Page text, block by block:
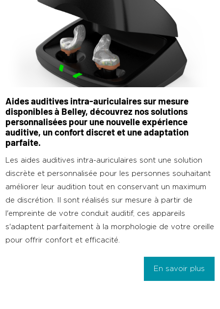
Aides auditives intra-auriculaires sur mesure
disponibles à Belley, découvrez nos solutions
personnalisées pour une nouvelle expérience
auditive, un confort discret et une adaptation
parfaite.
Les aides auditives intra-auriculaires sont une solution
discrète et personnalisée pour les personnes souhaitant
améliorer leur audition tout en conservant un maximum
de discrétion. Il sont réalisés sur mesure à partir de
l'empreinte de votre conduit auditif, ces appareils
s'adaptent parfaitement à la morphologie de votre oreille
pour offrir confort et efficacité.
En savoir plus